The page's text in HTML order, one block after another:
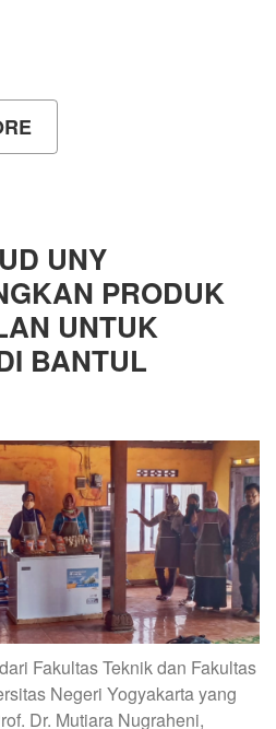
UNY
SUMMER
COURSE
TENTANG
BUDAYA
DAN
BAHASA
UNY
PRODUK
UNTUK
BANTUL
Fakultas Teknik dan Fakultas
Negeri Yogyakarta yang
Dr. Mutiara Nugraheni,